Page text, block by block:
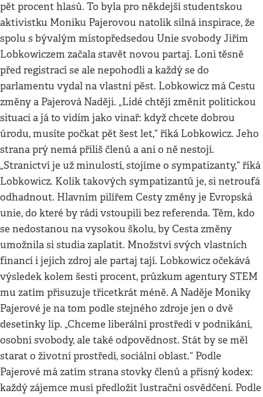
pět procent hlasů. To byla pro někdejší studentskou
aktivistku Moniku Pajerovou natolik silná inspirace, že
spolu s bývalým místopředsedou Unie svobody Jiřím
Lobkowiczem začala stavět novou partaj. Loni těsně
před registrací se ale nepohodli a každý se do
parlamentu vydal na vlastní pěst. Lobkowicz má Cestu
změny a Pajerová Naději. „Lidé chtějí změnit politickou
situaci a já to vidím jako vinař: když chcete dobrou
úrodu, musíte počkat pět šest let,“ říká Lobkowicz. Jeho
strana prý nemá příliš členů a ani o ně nestojí.
„Stranictví je už minulostí, stojíme o sympatizanty,“ říká
Lobkowicz. Kolik takových sympatizantů je, si netroufá
odhadnout. Hlavním pilířem Cesty změny je Evropská
unie, do které by rádi vstoupili bez referenda. Těm, kdo
se nedostanou na vysokou školu, by Cesta změny
umožnila si studia zaplatit. Množství svých vlastních
financí i jejich zdroj ale partaj tají. Lobkowicz očekává
výsledek kolem šesti procent, průzkum agentury STEM
mu zatím přisuzuje třicetkrát méně. A Naděje Moniky
Pajerové je na tom podle stejného zdroje jen o dvě
desetinky líp. „Chceme liberální prostředí v podnikání,
osobní svobody, ale také odpovědnost. Stát by se měl
starat o životní prostředí, sociální oblast.“ Podle
Pajerové má zatím strana stovky členů a přísný kodex:
každý zájemce musí předložit lustrační osvědčení. Podle